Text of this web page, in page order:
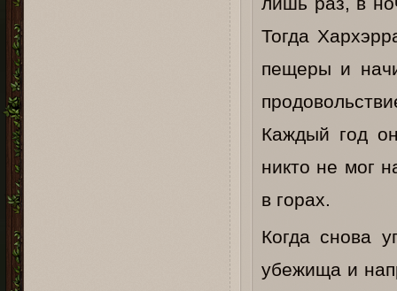
Тогда
пещеры и
Каждый год
никто не мог
в горах.
Когда снова
убежища и